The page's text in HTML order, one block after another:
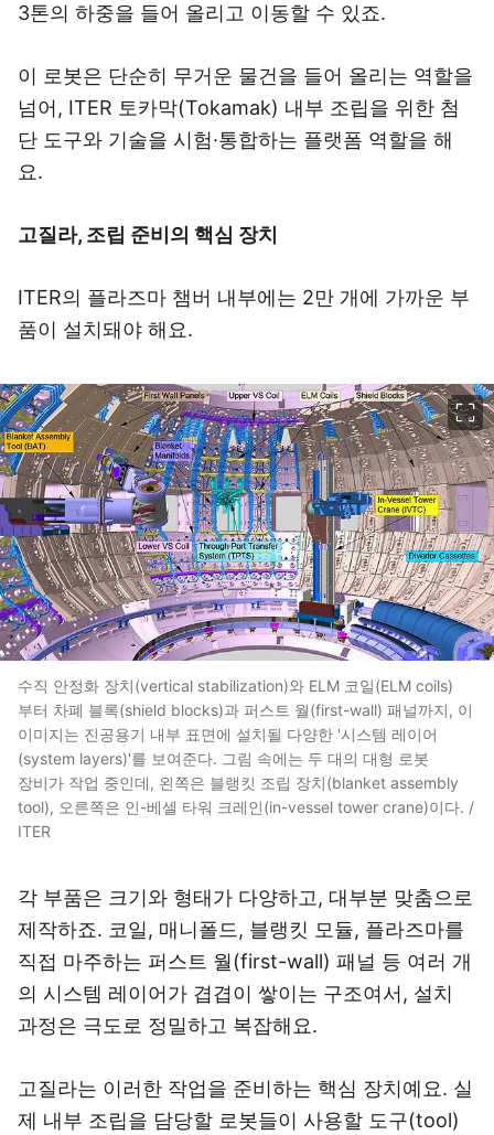
3톤의 하중을 들어 올리고 이동할 수 있죠.
이 로봇은 단순히 무거운 물건을 들어 올리는 역할을
넘어, ITER 토카막(Tokamak) 내부 조립을 위한 첨
단 도구와 기술을 시험·통합하는 플랫폼 역할을 해
요.
고질라, 조립 준비의 핵심 장치
ITER의 플라즈마 챔버 내부에는 2만 개에 가까운 부
품이 설치돼야 해요.
수직 안정화 장치(vertical stabilization)와 ELM 코일(ELM coils)
부터 차폐 블록(shield blocks)과 퍼스트 월(first-wall) 패널까지, 이
이미지는 진공용기 내부 표면에 설치될 다양한 '시스템 레이어
(system layers)'를 보여준다. 그림 속에는 두 대의 대형 로봇
장비가 작업 중인데, 왼쪽은 블랭킷 조립 장치(blanket assembly
tool), 오른쪽은 인-베셀 타워 크레인(in-vessel tower crane)이다. /
ITER
각 부품은 크기와 형태가 다양하고, 대부분 맞춤으로
제작하죠. 코일, 매니폴드, 블랭킷 모듈, 플라즈마를
직접 마주하는 퍼스트 월(first-wall) 패널 등 여러 개
의 시스템 레이어가 겹겹이 쌓이는 구조여서, 설치
과정은 극도로 정밀하고 복잡해요.
고질라는 이러한 작업을 준비하는 핵심 장치예요. 실
제 내부 조립을 담당할 로봇들이 사용할 도구(tool)